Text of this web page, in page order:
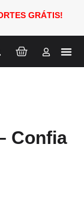
GRÁTIS!
Confia